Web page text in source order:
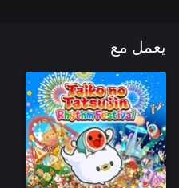
يعمل مع